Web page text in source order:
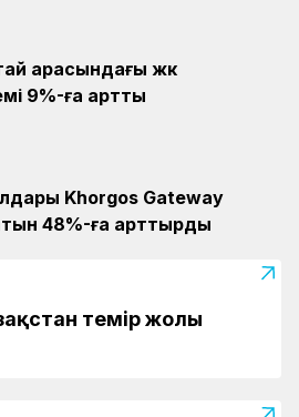
арасындағы жүк
9%-ға артты
Khorgos Gateway
48%-ға арттырды
темір жолы